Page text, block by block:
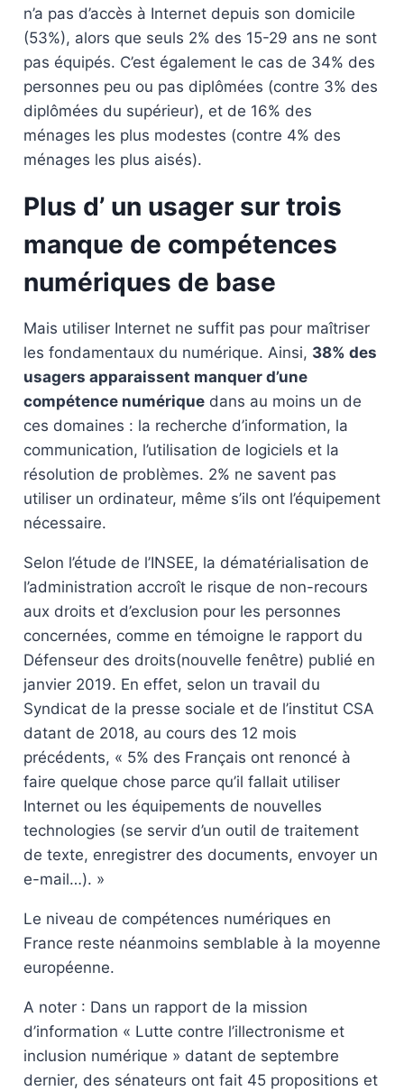
n’a pas d’accès à Internet depuis son domicile
(53%), alors que seuls 2% des 15-29 ans ne sont
pas équipés. C’est également le cas de 34% des
personnes peu ou pas diplômées (contre 3% des
diplômées du supérieur), et de 16% des
ménages les plus modestes (contre 4% des
ménages les plus aisés).
Plus d’ un usager sur trois
manque de compétences
numériques de base
Mais utiliser Internet ne suffit pas pour maîtriser
les fondamentaux du numérique. Ainsi, 38% des
usagers apparaissent manquer d’une
compétence numériquedans au moins un de
ces domaines : la recherche d’information, la
communication, l’utilisation de logiciels et la
résolution de problèmes. 2% ne savent pas
utiliser un ordinateur, même s’ils ont l’équipement
nécessaire.
Selon l’étude de l’INSEE, la dématérialisation de
l’administration accroît le risque de non-recours
aux droits et d’exclusion pour les personnes
concernées, comme en témoigne le rapport du
Défenseur des droits(nouvelle fenêtre) publié en
janvier 2019. En effet, selon un travail du
Syndicat de la presse sociale et de l’institut CSA
datant de 2018, au cours des 12 mois
précédents, « 5% des Français ont renoncé à
faire quelque chose parce qu’il fallait utiliser
Internet ou les équipements de nouvelles
technologies (se servir d’un outil de traitement
de texte, enregistrer des documents, envoyer un
e-mail…). »
Le niveau de compétences numériques en
France reste néanmoins semblable à la moyenne
européenne.
A noter : Dans un rapport de la mission
d’information « Lutte contre l’illectronisme et
inclusion numérique » datant de septembre
dernier, des sénateurs ont fait 45 propositions et